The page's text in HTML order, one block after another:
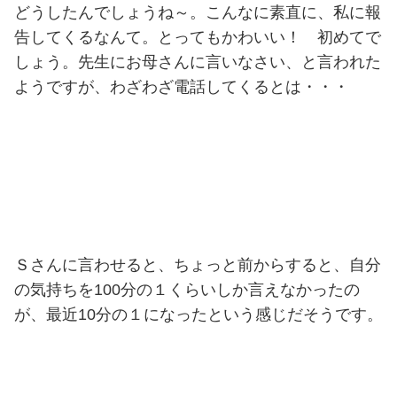
どうしたんでしょうね～。こんなに素直に、私に報
告してくるなんて。とってもかわいい！ 初めてで
しょう。先生にお母さんに言いなさい、と言われた
ようですが、わざわざ電話してくるとは・・・
Ｓさんに言わせると、ちょっと前からすると、自分
の気持ちを100分の１くらいしか言えなかったの
が、最近10分の１になったという感じだそうです。